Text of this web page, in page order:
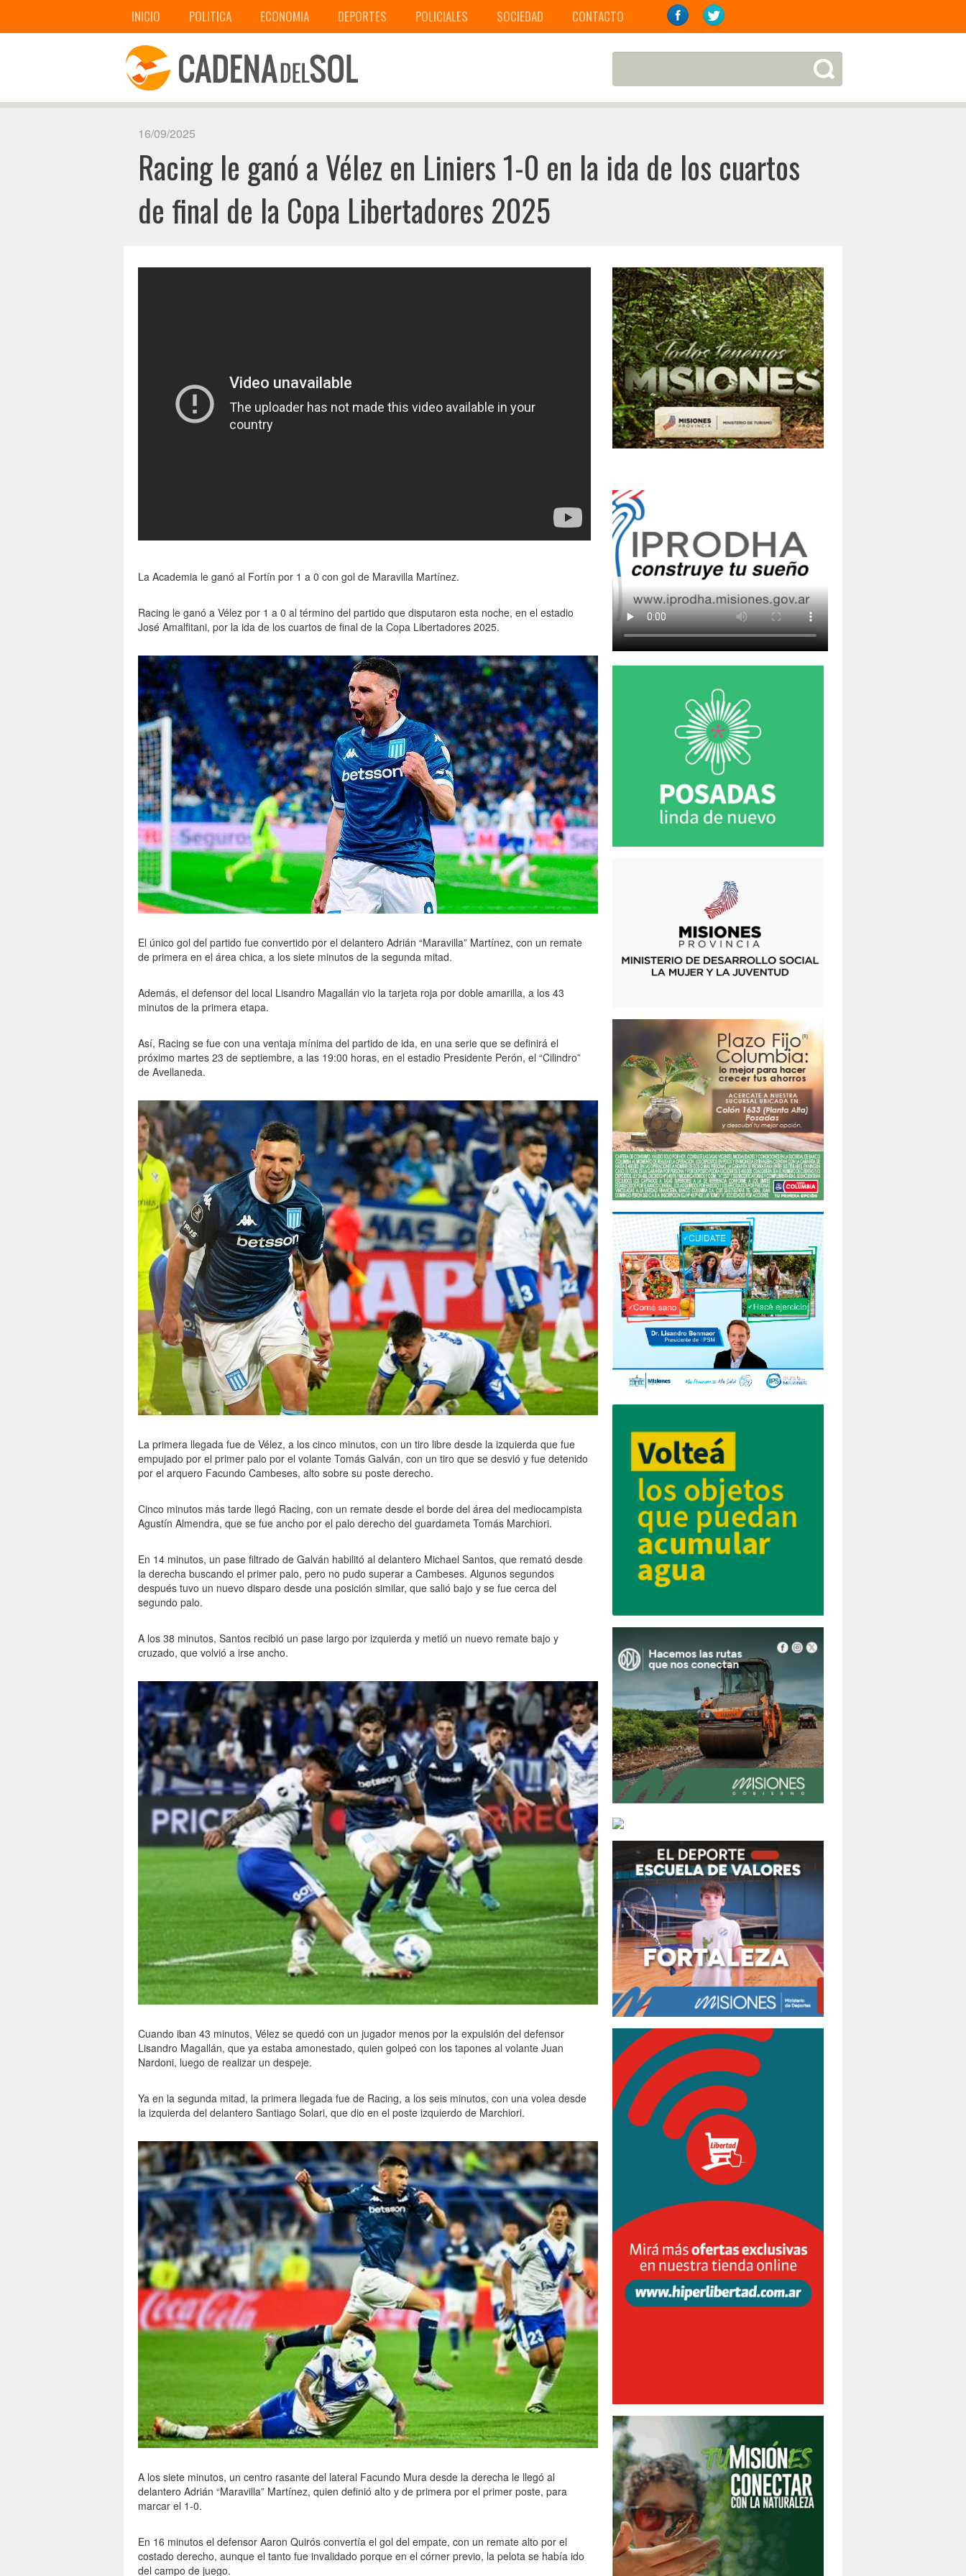
INICIO POLITICA ECONOMIA DEPORTES POLICIALES SOCIEDAD CONTACTO
16/09/2025
Racing le ganó a Vélez en Liniers 1-0 en la ida de los cuartos
de final de la Copa Libertadores 2025
La Academia le ganó al Fortín por 1 a 0 con gol de Maravilla Martínez.
Racing le ganó a Vélez por 1 a 0 al término del partido que disputaron esta noche, en el estadio
José Amalfitani, por la ida de los cuartos de final de la Copa Libertadores 2025.
El único gol del partido fue convertido por el delantero Adrián “Maravilla” Martínez, con un remate
de primera en el área chica, a los siete minutos de la segunda mitad.
Además, el defensor del local Lisandro Magallán vio la tarjeta roja por doble amarilla, a los 43
minutos de la primera etapa.
Así, Racing se fue con una ventaja mínima del partido de ida, en una serie que se definirá el
próximo martes 23 de septiembre, a las 19:00 horas, en el estadio Presidente Perón, el “Cilindro”
de Avellaneda.
La primera llegada fue de Vélez, a los cinco minutos, con un tiro libre desde la izquierda que fue
empujado por el primer palo por el volante Tomás Galván, con un tiro que se desvió y fue detenido
por el arquero Facundo Cambeses, alto sobre su poste derecho.
Cinco minutos más tarde llegó Racing, con un remate desde el borde del área del mediocampista
Agustín Almendra, que se fue ancho por el palo derecho del guardameta Tomás Marchiori.
En 14 minutos, un pase filtrado de Galván habilitó al delantero Michael Santos, que remató desde
la derecha buscando el primer palo, pero no pudo superar a Cambeses. Algunos segundos
después tuvo un nuevo disparo desde una posición similar, que salió bajo y se fue cerca del
segundo palo.
A los 38 minutos, Santos recibió un pase largo por izquierda y metió un nuevo remate bajo y
cruzado, que volvió a irse ancho.
Cuando iban 43 minutos, Vélez se quedó con un jugador menos por la expulsión del defensor
Lisandro Magallán, que ya estaba amonestado, quien golpeó con los tapones al volante Juan
Nardoni, luego de realizar un despeje.
Ya en la segunda mitad, la primera llegada fue de Racing, a los seis minutos, con una volea desde
la izquierda del delantero Santiago Solari, que dio en el poste izquierdo de Marchiori.
A los siete minutos, un centro rasante del lateral Facundo Mura desde la derecha le llegó al
delantero Adrián “Maravilla” Martínez, quien definió alto y de primera por el primer poste, para
marcar el 1-0.
En 16 minutos el defensor Aaron Quirós convertía el gol del empate, con un remate alto por el
costado derecho, aunque el tanto fue invalidado porque en el córner previo, la pelota se había ido
del campo de juego.